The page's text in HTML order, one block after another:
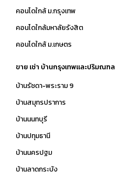
คอนโดใกล้ ม.กรุงเทพ
คอนโดใกล้มหาลัยรังสิต
คอนโดใกล้ ม.เกษตร
ขาย เช่า บ้านกรุงเทพและปริมณฑล
บ้านรัชดา-พระราม 9
บ้านสมุทรปราการ
บ้านนนทบุรี
บ้านปทุมธานี
บ้านนครปฐม
บ้านลาดกระบัง